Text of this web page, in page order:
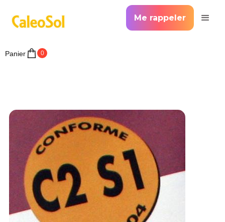
Me rappeler
Panier 0
Accueil >>